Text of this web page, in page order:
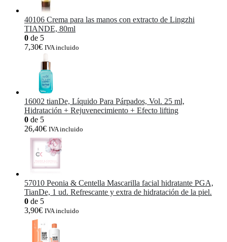
40106 Crema para las manos con extracto de Lingzhi
TIANDE, 80ml
0 de 5
7,30€ IVA incluido
16002 tianDe, Líquido Para Párpados, Vol. 25 ml,
Hidratación + Rejuvenecimiento + Efecto lifting
0 de 5
26,40€ IVA incluido
57010 Peonia & Centella Mascarilla facial hidratante PGA,
TianDe, 1 ud. Refrescante y extra de hidratación de la piel.
0 de 5
3,90€ IVA incluido